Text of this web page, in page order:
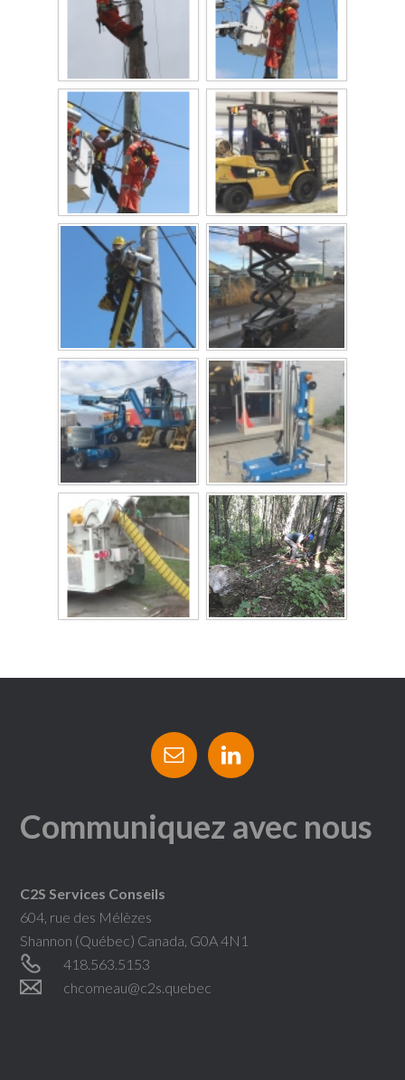
Communiquez avec nous
C2S Services Conseils
604, rue des Mélèzes
Shannon (Québec) Canada, G0A 4N1
418.563.5153
chcomeau@c2s.quebec